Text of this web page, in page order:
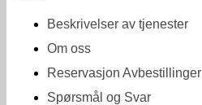
Beskrivelser av tjenester
Om oss
Reservasjon Avbestillinger
Spørsmål og Svar